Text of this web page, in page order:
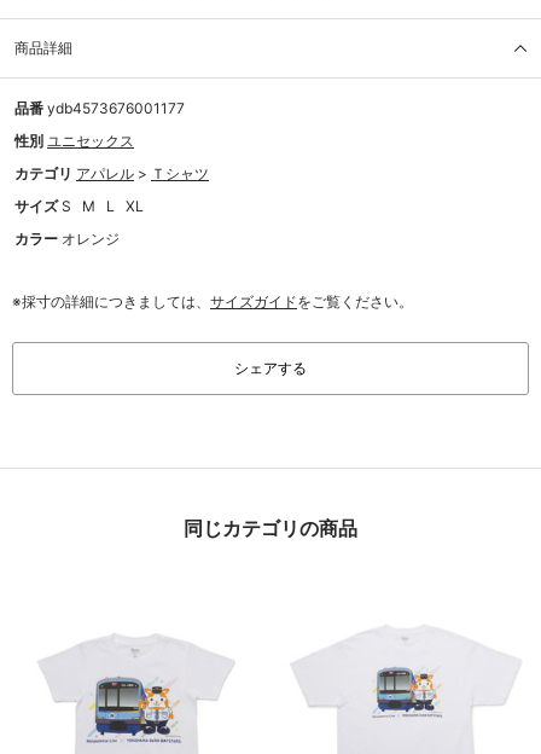
商品詳細
品番 ydb4573676001177
性別 ユニセックス
カテゴリ アパレル > Ｔシャツ
サイズ S M L XL
カラー オレンジ
※採寸の詳細につきましては、 サイズガイドをご覧ください。
シェアする
同じカテゴリの商品